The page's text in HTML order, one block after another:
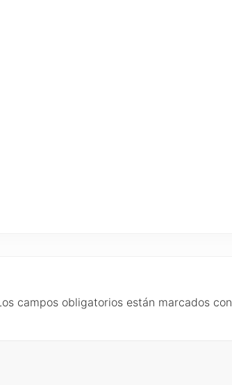
campos obligatorios están marcados con